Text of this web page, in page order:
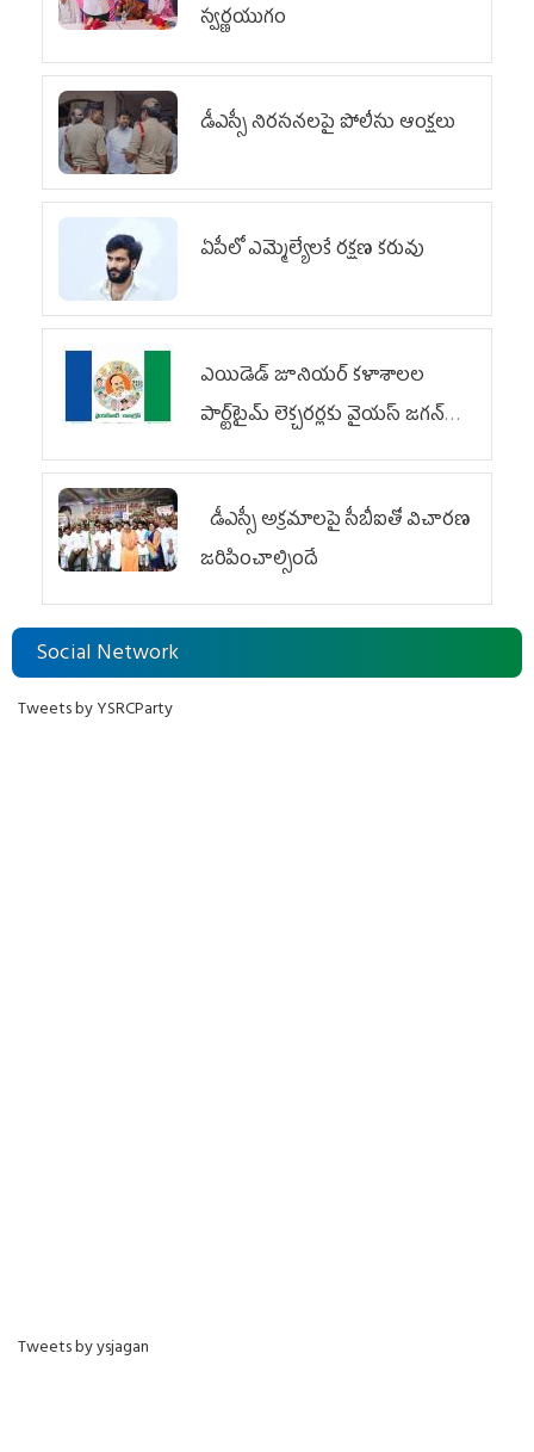
స్వర్ణయుగం
డీఎస్సీ నిరసనలపై పోలీసు ఆంక్షలు
ఏపీలో ఎమ్మెల్యేల‌కే ర‌క్ష‌ణ క‌రువు
ఎయిడెడ్‌ జూనియర్‌ కళాశాలల
పార్ట్‌టైమ్‌ లెక్చరర్లకు వైయ‌స్ జగన్
భరోసా
డీఎస్సీ అక్రమాలపై సీబీఐతో విచారణ
జరిపించాల్సిందే
Social Network
Tweets by YSRCParty
Tweets by ysjagan